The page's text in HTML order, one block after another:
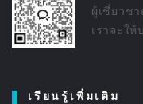
ผู้เชี่ยวช
เราจะให้
เรียนรู้เพิ่มเติม